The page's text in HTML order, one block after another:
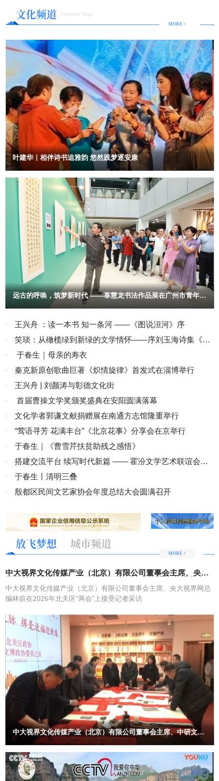
社交平台悄然升温，构成了春节期间最具共鸣的情绪底色。洽洽精准
推出“洽洽到，财神到”的活动主题，简单又有极具年味氛围感。同时
以“寻宝”为核心互动机制，以“金瓜子”作为终极奖励，引导市民在探
索中感受年味，找到“好彩头”。这不仅是一场轻松好玩的互动，更是
沉浸式“新年沾福气、迎好运”的仪式感体验，让“洽洽到，财神到”从
一句口号，变成可触摸、可参与、可分享的真实福气。巡游现场，一
辆满载喜庆的大篷车化身流动的“年味符号”，车内陈列着巨型洽洽红
袋瓜子与 100% 全坚果礼盒。萌趣的“洽宝财神”手持象征财运的金瓜
子沿路派发上万份财气好礼，将“洽洽到 财神到”的新春祝福送到街头
巷尾，成为今年春节线下最具人气的年味风景之一。二、回应年味呼
唤：多元互动叠加，让烟火气回归街头如今，年轻人真正向往的，是
亲身参与的烟火气——是一家人围坐嗑瓜子的轻松欢乐，是街头巷尾
的热闹氛围，是能打卡、能互动、能分享的沉浸式年味儿。消费平台
年货报告显示，年轻人已逐步成为春节消费主力，“线下民俗体验”“春
节打卡地”的搜索量同比上涨387%，其中近四成是00后，大家更爱能
亲身参与的过年方式。这次洽洽选择把线上热度落到线下，让久违的
烟火气重新回到街头。和传统年货大卖场不同，洽洽把巡游现场做成
了能逛、能玩、能分享的沉浸式新春活动，用一场场接地气的线下互
动，回应年轻人对真实年味的期待。巡游路线深入全国各大城市商圈
与市井街巷，结合各地特色带来丰富内容，通过多元互动叠加体验，
打造出沉浸式新春节日场域。除趣味寻宝外，各地还设置了一系列精
彩互动：洽宝财神舞团以萌趣舞步圈粉无数，成为全场人气焦点，吸
引市民纷纷合影打卡；传统川剧变脸、神秘魔术等表演轮番上阵，不
断点燃现场热情；人气超高的“嗑瓜子大赛”更是引爆多城比拼热潮，
演艺，从趣味竞技到年味体验，多维度的活动设计让每一位参与者都
能找到属于自己的快乐，还能现场一站式选购洽洽瓜子、坚果等新年
人重新感受到热气腾腾的新年烟火气。三、重塑年味记忆，洽洽让中
国年味走向世界年味是代代相传的幸福仪式。洽洽以快乐大篷车为流
动的年味载体，满载欢喜与福气走进百城街巷，在热闹互动中实现
场景化、趣味化的创新表达，为春节营销赋予新解法，唤醒大众心中
深藏的年味记忆。与此同时，洽洽海外送福活动同步开启，在美国、
加拿大、澳大利亚等全球11个国家和地区点亮新春祝福，让中国年
味跨越山海，与海内外华人共迎中国年。从旅途到家门，从国内到海
外，洽洽用一场场鲜活的新春体验，唤醒年味记忆、焕新年味表达，
让传统年味更具时代活力，也让中国年味走向世界。
文化频道
Exposure Stage
MORE +
叶建华｜相伴诗书追雅韵 悠然践梦逐安康
远古的呼唤，筑梦新时代 ——辜慧龙书法作品展在广州市青年文
化宫隆重开幕
·
王兴舟 ：读一本书 知一条河 ——《图说洹河》序
·
笑琰：从橄榄绿到新绿的文学情怀——序刘玉海诗集《生
命的原色》
·
于春生｜母亲的寿衣
·
秦克新原创歌曲巨著《炽情旋律》首发式在淄博举行
·
王兴舟 | 刘颜涛与彰德文化街
·
首届曹操文学奖颁奖盛典在安阳圆满落幕
·
文化学者郭谦文献捐赠展在南通方志馆隆重举行
·
“莺语寻芳 花满丰台”《北京花事》分享会在京举行
·
于春生｜《曹雪芹扶贫助残之感悟》
·
搭建交流平台 续写时代新篇 —— 霍汾文学艺术联谊会成
立
·
于春生丨清明三叠
·
殷都区民间文艺家协会年度总结大会圆满召开
放飞梦想 城市频道
MORE +
中大视界文化传媒产业（北京）有限公司董事会主席、央大
中大视界文化传媒产业（北京）有限公司董事会主席、央大视界网总
编林膑在2026年北关区“两会”上接受记者采访
中大视界文化传媒产业（北京）有限公司董事会主席、中研文化
艺术工作委员会主席林膑在中国文字博物馆义写春联送祝福活动
接受安阳电视台记者采访